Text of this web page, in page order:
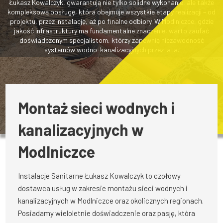
Łukasz Kowalczyk, gwarantują nie tylko solidne wykonanie, ale także
kompleksową obsługę, która obejmuje wszystkie etapy realizacji – od
projektu, przez instalację, aż po finalne odbiory. W Modlniczce, gdzie
jakość infrastruktury ma fundamentalne znaczenie, warto zaufać
doświadczonym specjalistom, którzy zapewnią niezawodność
systemów wodno-kanalizacyjnych przez lata.
Montaż sieci wodnych i
kanalizacyjnych w
Modlniczce
Instalacje Sanitarne Łukasz Kowalczyk to czołowy
dostawca usług w zakresie montażu sieci wodnych i
kanalizacyjnych w Modlniczce oraz okolicznych regionach.
Posiadamy wieloletnie doświadczenie oraz pasję, która